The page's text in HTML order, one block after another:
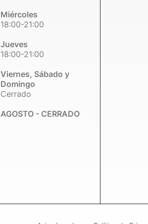
Miércoles
18:00-21:00
Jueves
18:00-21:00
Viernes, Sábado y
Domingo
Cerrado
AGOSTO - CERRADO